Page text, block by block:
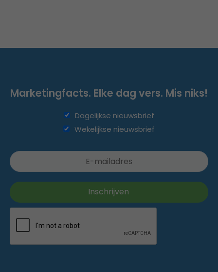
Marketingfacts. Elke dag vers. Mis niks!
Dagelijkse nieuwsbrief
Wekelijkse nieuwsbrief